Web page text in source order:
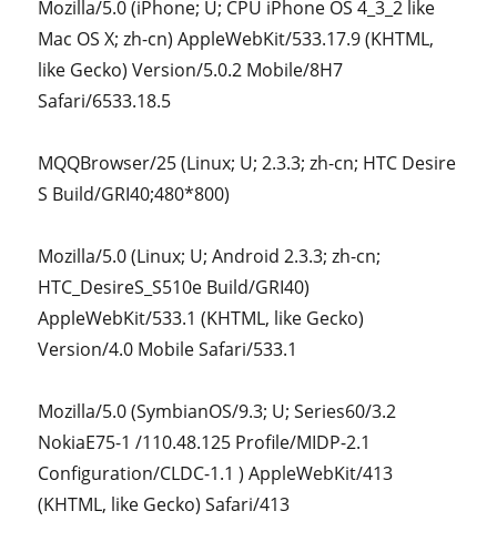
Mozilla/5.0 (iPhone; U; CPU iPhone OS 4_3_2 like
Mac OS X; zh-cn) AppleWebKit/533.17.9 (KHTML,
like Gecko) Version/5.0.2 Mobile/8H7
Safari/6533.18.5
MQQBrowser/25 (Linux; U; 2.3.3; zh-cn; HTC Desire
S Build/GRI40;480*800)
Mozilla/5.0 (Linux; U; Android 2.3.3; zh-cn;
HTC_DesireS_S510e Build/GRI40)
AppleWebKit/533.1 (KHTML, like Gecko)
Version/4.0 Mobile Safari/533.1
Mozilla/5.0 (SymbianOS/9.3; U; Series60/3.2
NokiaE75-1 /110.48.125 Profile/MIDP-2.1
Configuration/CLDC-1.1 ) AppleWebKit/413
(KHTML, like Gecko) Safari/413